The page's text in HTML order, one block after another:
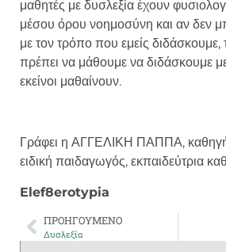
μαθητές με δυσλεξία έχουν
μέσου όρου νοημοσύνη και αν δεν
με τον τρόπο που εμείς
πρέπει να μάθουμε να διδάσκουμε
εκείνοι μαθαίνουν.
Γράφει η ΑΓΓΕΛΙΚΗ ΠΑΠΠΑ,
ειδική παιδαγωγός, εκπαιδεύτρια
Elef8erotypia
ΠΡΟΗΓΟΥΜΕΝΟ
Δυσλεξία